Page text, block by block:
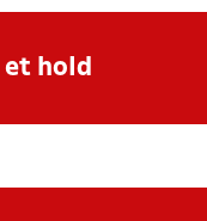
et hold